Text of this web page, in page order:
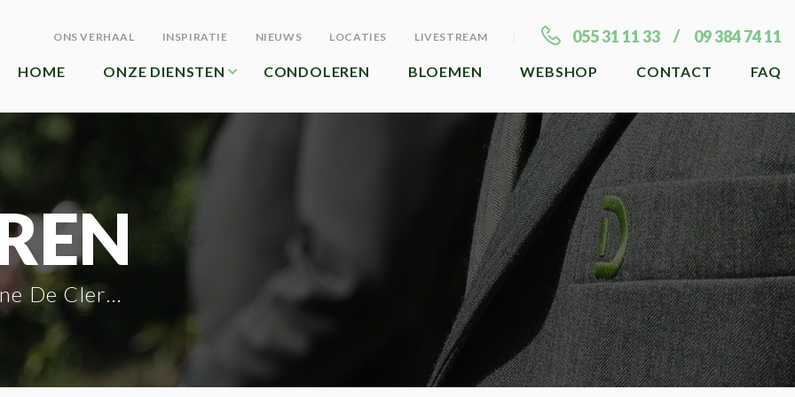
ONS VERHAAL INSPIRATIE NIEUWS LOCATIES LIVESTREAM 055 31 11 33 09 384 74 11
HOME ONZE DIENSTEN CONDOLEREN BLOEMEN WEBSHOP CONTACT FAQ
De Clercq